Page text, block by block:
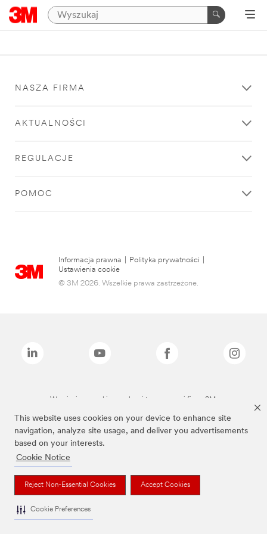
This website uses cookies on your device to enhance site
navigation, analyze site usage, and deliver you advertisements
based on your interests.
Cookie Notice
Reject Non-Essential Cookies Accept Cookies
Cookie Preferences
NASZA FIRMA
AKTUALNOŚCI
REGULACJE
POMOC
Informacja prawna Polityka prywatności
Ustawienia cookie
© 3M 2026. Wszelkie prawa zastrzeżone.
Wymienione marki są znakami towarowymi firmy 3M.